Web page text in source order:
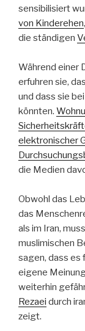
sensibilisiert
von Kinderehen
die ständigen
Während einer
erfuhren sie,
und dass sie
könnten.
elektronischer
die Medien
Obwohl das
das
als im Iran,
muslimischen
sagen, dass es
eigene
weiterhin
Rezaei durch
zeigt.